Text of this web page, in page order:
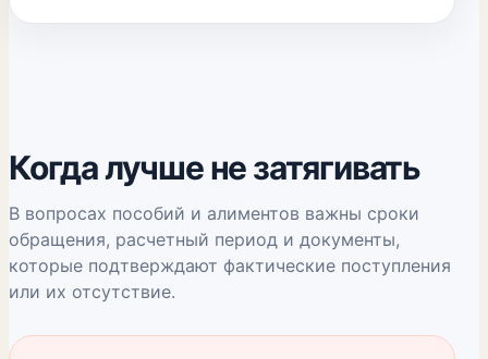
Когда лучше не затягивать
В вопросах пособий и алиментов важны сроки
обращения, расчетный период и документы,
которые подтверждают фактические поступления
или их отсутствие.